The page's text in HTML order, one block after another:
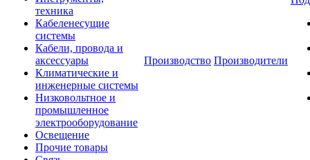
техника
Кабеленесущие
системы
Кабели, провода и
аксессуары
Климатические и
инженерные системы
Низковольтное и
промышленное
электрооборудование
Освещение
Прочие товары
Производство Производители